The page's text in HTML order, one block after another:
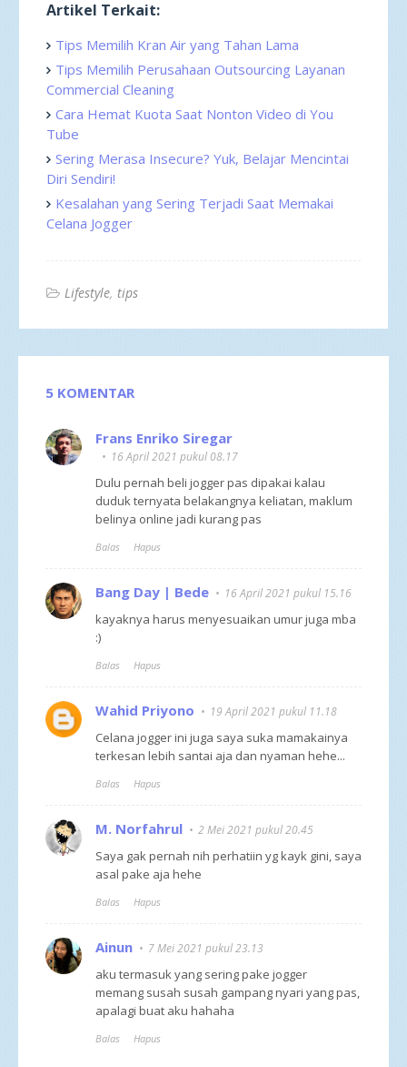
Artikel Terkait:
Tips Memilih Kran Air yang Tahan Lama
Tips Memilih Perusahaan Outsourcing Layanan
Commercial Cleaning
Cara Hemat Kuota Saat Nonton Video di You
Tube
Sering Merasa Insecure? Yuk, Belajar Mencintai
Diri Sendiri!
Kesalahan yang Sering Terjadi Saat Memakai
Celana Jogger
Lifestyle tips
5 KOMENTAR
Frans Enriko Siregar
16 April 2021 pukul 08.17
Dulu pernah beli jogger pas dipakai kalau
duduk ternyata belakangnya keliatan, maklum
belinya online jadi kurang pas
Balas Hapus
Bang Day | Bede 16 April 2021 pukul 15.16
kayaknya harus menyesuaikan umur juga mba
:)
Balas Hapus
Wahid Priyono 19 April 2021 pukul 11.18
Celana jogger ini juga saya suka mamakainya
terkesan lebih santai aja dan nyaman hehe...
Balas Hapus
M. Norfahrul 2 Mei 2021 pukul 20.45
Saya gak pernah nih perhatiin yg kayk gini, saya
asal pake aja hehe
Balas Hapus
Ainun 7 Mei 2021 pukul 23.13
aku termasuk yang sering pake jogger
memang susah susah gampang nyari yang pas,
apalagi buat aku hahaha
Balas Hapus